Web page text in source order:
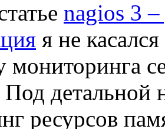
nagios 3 –
я не
мониторинга
детальной
ресурсов